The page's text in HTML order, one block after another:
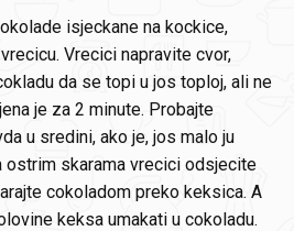
isjeckane na kockice,
Vrecici napravite cvor,
da se topi u jos toploj, ali ne
je za 2 minute. Probajte
u sredini, ako je, jos malo ju
ostrim skarama vrecici odsjecite
cokoladom preko keksica. A
keksa umakati u cokoladu.